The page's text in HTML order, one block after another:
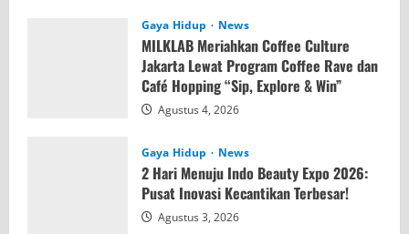
Gaya Hidup News
MILKLAB Meriahkan Coffee Culture
Jakarta Lewat Program Coffee Rave dan
Café Hopping “Sip, Explore & Win”
Agustus 4, 2026
Gaya Hidup News
2 Hari Menuju Indo Beauty Expo 2026:
Pusat Inovasi Kecantikan Terbesar!
Agustus 3, 2026